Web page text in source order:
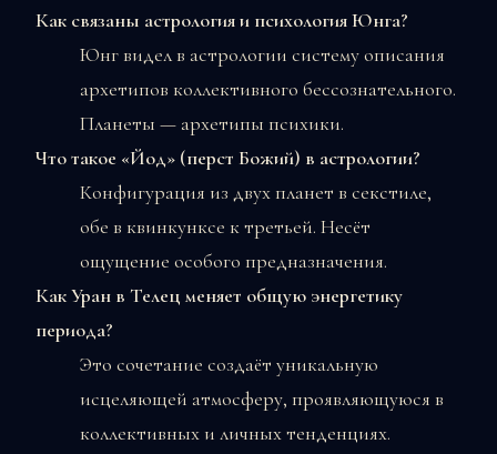
Как связаны астрология и психология Юнга?
Юнг видел в астрологии систему описания
архетипов коллективного бессознательного.
Планеты — архетипы психики.
Что такое «Йод» (перст Божий) в астрологии?
Конфигурация из двух планет в секстиле,
обе в квинкунксе к третьей. Несёт
ощущение особого предназначения.
Как Уран в Телец меняет общую энергетику
периода?
Это сочетание создаёт уникальную
исцеляющей атмосферу, проявляющуюся в
коллективных и личных тенденциях.